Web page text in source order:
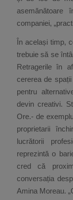
asemănătoare
companiei,
În același timp,
trebuie să se
Retragerile în
cererea de
pentru
devin creativi.
Ore.- de
proprietarii
lucrătorii
reprezintă o
cred că
conversația
Amina Moreau.